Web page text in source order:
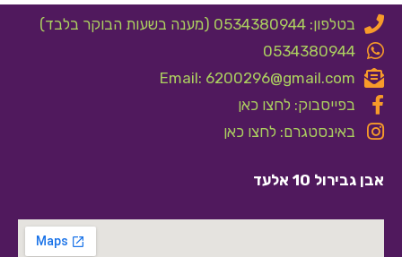
בטלפון: 0534380944 (מענה בשעות הבוקר בלבד)
0534380944
Email: 6200296@gmail.com
בפייסבוק: לחצו כאן
באינסטגרם: לחצו כאן
אבן גבירול 10 אלעד